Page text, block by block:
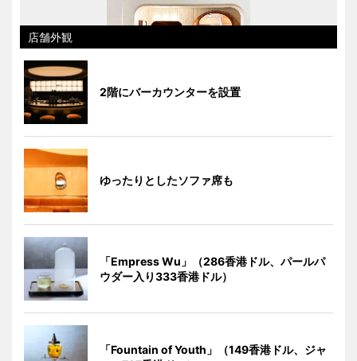
店舗外観
2階にバーカウンターを設置
ゆったりとしたソファ席も
「Empress Wu」（286香港ドル、パールパ
ウダー入り333香港ドル）
「Fountain of Youth」（149香港ドル、ジャ